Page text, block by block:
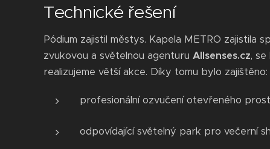
Technické řešení
Pódium zajistil městys. Kapela METRO zajistila
zvukovou a světelnou agenturu Allsenses.cz,
realizujeme větší akce. Díky tomu bylo zajištěno:
profesionální ozvučení otevřeného
odpovídající světelný park pro večerní